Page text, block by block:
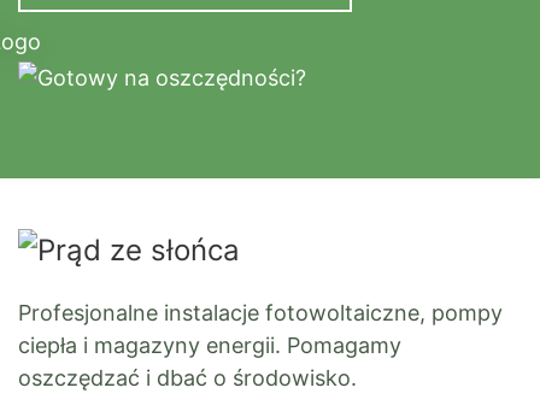
Profesjonalne instalacje fotowoltaiczne, pompy
ciepła i magazyny energii. Pomagamy
oszczędzać i dbać o środowisko.